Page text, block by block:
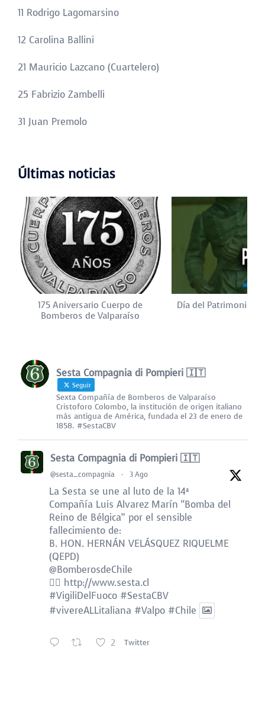
11 Rodrigo Lagomarsino
12 Carolina Ballini
21 Mauricio Lazcano (Cuartelero)
25 Fabrizio Zambelli
31 Juan Premolo
Últimas noticias
175 Aniversario Cuerpo de
Bomberos de Valparaíso
Día del Patrimonio
Sesta Compagnia di Pompieri 🇮🇹
Seguir
Sexta Compañía de Bomberos de Valparaíso
Cristoforo Colombo, la institución de origen italiano
más antigua de América, fundada el 23 de enero de
1858. #SestaCBV
Sesta Compagnia di Pompieri 🇮🇹
@sesta_compagnia · 3 Ago
La Sesta se une al luto de la 14ª
Compañía Luis Alvarez Marín “Bomba del
Reino de Bélgica” por el sensible
fallecimiento de:
B. HON. HERNÁN VELÁSQUEZ RIQUELME
(QEPD)
@BomberosdeChile
👉🏻 http://www.sesta.cl
#VigiliDelFuoco #SestaCBV
#vivereALLitaliana #Valpo #Chile
2 Twitter